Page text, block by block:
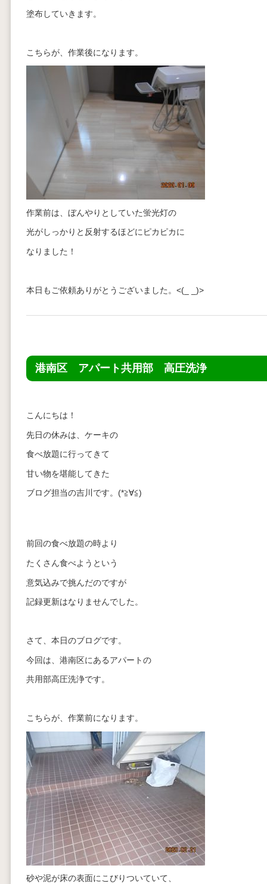
塗布していきます。
こちらが、作業後になります。
作業前は、ぼんやりとしていた蛍光灯の
光がしっかりと反射するほどにピカピカに
なりました！
本日もご依頼ありがとうございました。<(_ _)>
港南区 アパート共用部 高圧洗浄
こんにちは！
先日の休みは、ケーキの
食べ放題に行ってきて
甘い物を堪能してきた
ブログ担当の吉川です。(*≧∀≦)
前回の食べ放題の時より
たくさん食べようという
意気込みで挑んだのですが
記録更新はなりませんでした。
さて、本日のブログです。
今回は、港南区にあるアパートの
共用部高圧洗浄です。
こちらが、作業前になります。
砂や泥が床の表面にこびりついていて、